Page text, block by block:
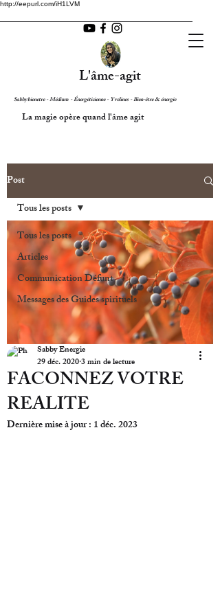
http://eepurl.com/iH1LVM
L'âme-agit
Sabbybienetre - Médium - Énergéticienne - Yvelines - Bien-être & énergie
La magie opère quand l'âme agit
Post
Tous les posts
Articles
Communication Défunt
Messages des Guides spirituels
Tous les posts
FACONNEZ VOTRE
REALITE
Sabby Energie
29 déc. 20203 min de lecture
Dernière mise à jour : 1 déc. 2023